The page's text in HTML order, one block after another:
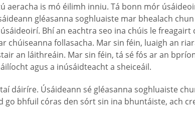
is mó éilimh inniu. Tá bonn mór
gléasanna soghluaiste mar bhealach
Bhí an eachtra seo ina chúis le
follasacha. Mar sin féin, luaigh an
an láithreáin. Mar sin féin, tá sé fós ar an
agus a inúsáidteacht a sheiceáil.
dáiríre. Úsáideann sé gléasanna soghluaiste
bhfuil córas den sórt sin ina bhuntáiste, ach